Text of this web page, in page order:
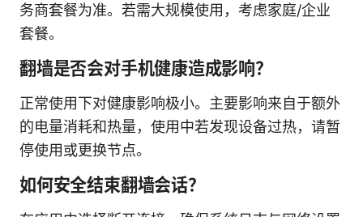
务商套餐为准。若需大规模使用，考虑家庭/企业
套餐。
翻墙是否会对手机健康造成影响？
正常使用下对健康影响极小。主要影响来自于额外
的电量消耗和热量，使用中若发现设备过热，请暂
停使用或更换节点。
如何安全结束翻墙会话？